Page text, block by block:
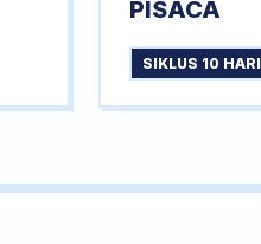
PISACA
SIKLUS 10 HARI